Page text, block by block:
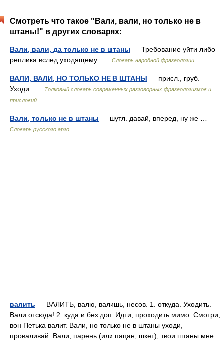
Смотреть что такое "Вали, вали, но только не в
штаны!" в других словарях:
Вали, вали, да только не в штаны — Требование уйти либо
реплика вслед уходящему …
Словарь народной фразеологии
ВАЛИ, ВАЛИ, НО ТОЛЬКО НЕ В ШТАНЫ — присл., груб.
Уходи …
Толковый словарь современных разговорных фразеологизмов и
присловий
Вали, только не в штаны — шутл. давай, вперед, ну же …
Словарь русского арго
валить — ВАЛИТЬ, валю, валишь, несов. 1. откуда. Уходить.
Вали отсюда! 2. куда и без доп. Идти, проходить мимо. Смотри,
вон Петька валит. Вали, но только не в штаны уходи,
проваливай. Вали, парень (или пацан, шкет), твои штаны мне